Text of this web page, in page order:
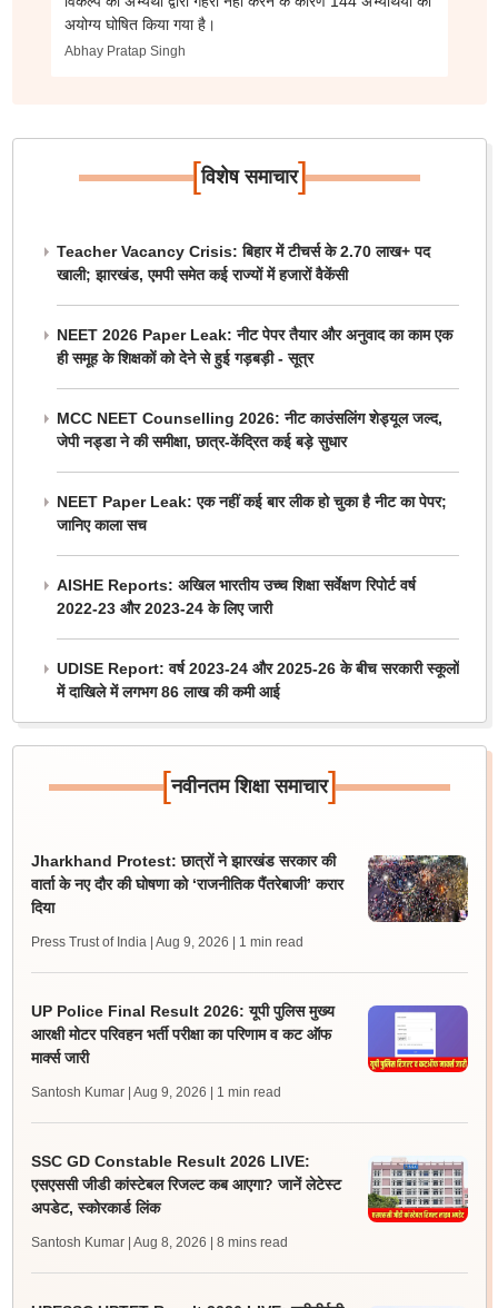
अयोग्य घोषित किया गया है।
Abhay Pratap Singh
[विशेष समाचार]
Teacher Vacancy Crisis: बिहार में टीचर्स के 2.70 लाख+ पद
खाली; झारखंड, एमपी समेत कई राज्यों में हजारों वैकेंसी
NEET 2026 Paper Leak: नीट पेपर तैयार और अनुवाद का काम एक
ही समूह के शिक्षकों को देने से हुई गड़बड़ी - सूत्र
MCC NEET Counselling 2026: नीट काउंसलिंग शेड्यूल जल्द,
जेपी नड्डा ने की समीक्षा, छात्र-केंद्रित कई बड़े सुधार
NEET Paper Leak: एक नहीं कई बार लीक हो चुका है नीट का पेपर;
जानिए काला सच
AISHE Reports: अखिल भारतीय उच्च शिक्षा सर्वेक्षण रिपोर्ट वर्ष
2022-23 और 2023-24 के लिए जारी
UDISE Report: वर्ष 2023-24 और 2025-26 के बीच सरकारी स्कूलों
में दाखिले में लगभग 86 लाख की कमी आई
[नवीनतम शिक्षा समाचार]
Jharkhand Protest: छात्रों ने झारखंड सरकार की
वार्ता के नए दौर की घोषणा को ‘राजनीतिक पैंतरेबाजी’ करार
दिया
Press Trust of India | Aug 9, 2026 | 1 min read
UP Police Final Result 2026: यूपी पुलिस मुख्य
आरक्षी मोटर परिवहन भर्ती परीक्षा का परिणाम व कट ऑफ
मार्क्स जारी
Santosh Kumar | Aug 9, 2026 | 1 min read
SSC GD Constable Result 2026 LIVE:
एसएससी जीडी कांस्टेबल रिजल्ट कब आएगा? जानें लेटेस्ट
अपडेट, स्कोरकार्ड लिंक
Santosh Kumar | Aug 8, 2026 | 8 mins read